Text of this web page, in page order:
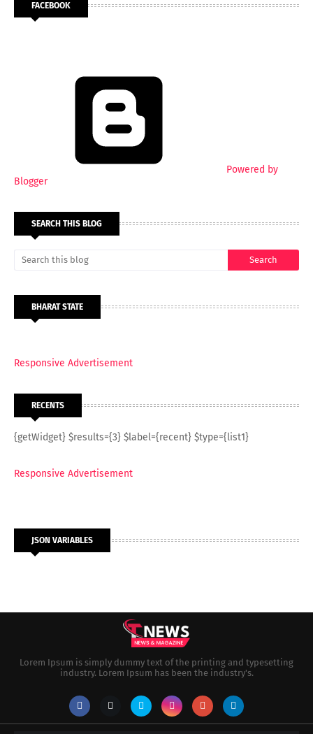
FACEBOOK
Powered by
Blogger
SEARCH THIS BLOG
BHARAT STATE
Responsive Advertisement
RECENTS
{getWidget} $results={3} $label={recent} $type={list1}
Responsive Advertisement
JSON VARIABLES
Lorem Ipsum is simply dummy text of the printing and typesetting
industry. Lorem Ipsum has been the industry's.